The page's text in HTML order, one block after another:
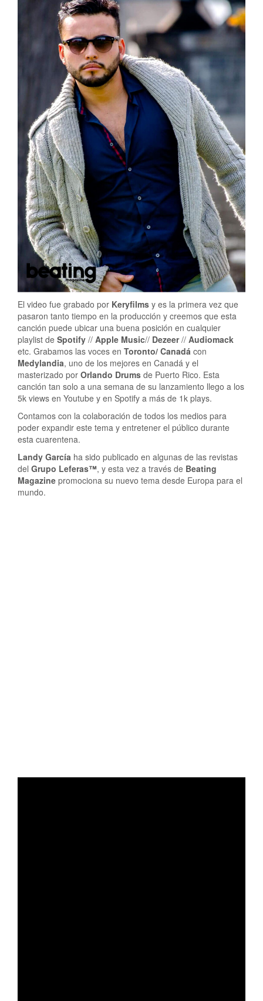
El video fue grabado por Keryfilms y es la primera vez que
pasaron tanto tiempo en la producción y creemos que esta
canción puede ubicar una buena posición en cualquier
playlist de Spotify // Apple Music// Dezeer// Audiomack
etc. Grabamos las voces en Toronto/ Canadá con
Medylandia, uno de los mejores en Canadá y el
masterizado por Orlando Drums de Puerto Rico. Esta
canción tan solo a una semana de su lanzamiento llego a los
5k views en Youtube y en Spotify a más de 1k plays.
Contamos con la colaboración de todos los medios para
poder expandir este tema y entretener el público durante
esta cuarentena.
Landy García ha sido publicado en algunas de las revistas
del Grupo Leferas™, y esta vez a través de Beating
Magazine promociona su nuevo tema desde Europa para el
mundo.